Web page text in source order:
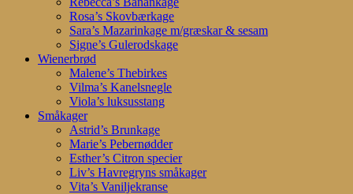
Rosa’s Skovbærkage
Sara’s Mazarinkage m/græskar & sesam
Signe’s Gulerodskage
Wienerbrød
Malene’s Thebirkes
Vilma’s Kanelsnegle
Viola’s luksusstang
Småkager
Astrid’s Brunkage
Marie’s Pebernødder
Esther’s Citron specier
Liv’s Havregryns småkager
Vita’s Vaniljekranse